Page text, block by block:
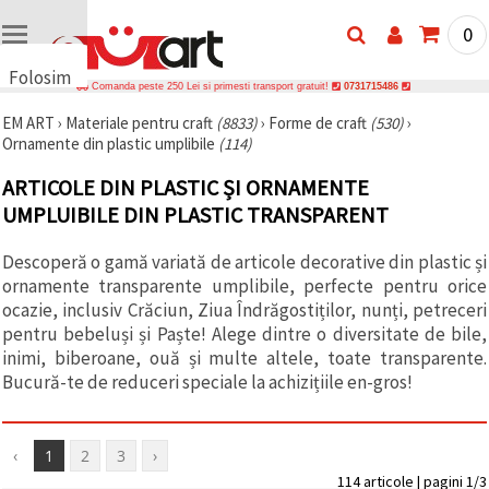
Folosim
uri
🍪 Folosim
și
tehnologii
similare
asigura
funcționarea
corectă a
site-ului,
pentru a vă
îmbunătăți
experiența
și, cu
analiza
traficul și a
0
Comanda peste 250 Lei si primesti transport gratuit! 0731715486
EM ART › Materiale pentru craft (8833)› Forme de craft (530)›
Ornamente din plastic umplibile (114)
ARTICOLE DIN PLASTIC ȘI ORNAMENTE
UMPLUIBILE DIN PLASTIC TRANSPARENT
Descoperă o gamă variată de articole decorative din plastic și
ornamente transparente umplibile, perfecte pentru orice
ocazie, inclusiv Crăciun, Ziua Îndrăgostiților, nunți, petreceri
pentru bebeluși și Paște! Alege dintre o diversitate de bile,
inimi, biberoane, ouă și multe altele, toate transparente.
Bucură-te de reduceri speciale la achizițiile en-gros!
‹ 1 2 3 ›
114 articole | pagini 1/3